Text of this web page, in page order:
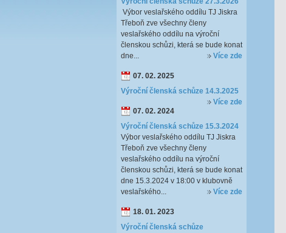
Výbor veslařského oddílu TJ Jiskra
Třeboň zve všechny členy
veslařského oddílu na výroční
členskou schůzi, která se bude konat
dne...
Více zde
07. 02. 2025
Výroční členská schůze 14.3.2025
Více zde
07. 02. 2024
Výroční členská schůze 15.3.2024
Výbor veslařského oddílu TJ Jiskra
Třeboň zve všechny členy
veslařského oddílu na výroční
členskou schůzi, která se bude konat
dne 15.3.2024 v 18:00 v klubovně
veslařského...
Více zde
18. 01. 2023
Výroční členská schůze